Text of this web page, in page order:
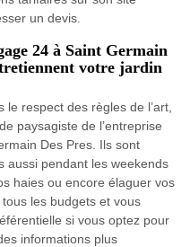
un devis.
24 à Saint Germain
votre jardin
respect des règles de l’art,
paysagiste de l’entreprise
Des Pres. Ils sont
aussi pendant les weekends
haies ou encore élaguer vos
les budgets et vous
si vous optez pour
informations plus